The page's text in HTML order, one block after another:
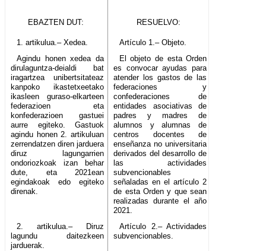
EBAZTEN DUT: RESUELVO:
1. artikulua.– Xedea.
Artículo 1.– Objeto.
Agindu honen xedea da
dirulaguntza-deialdi bat
iragartzea unibertsitateaz
kanpoko ikastetxeetako
ikasleen guraso-elkarteen
federazioen eta
konfederazioen gastuei
aurre egiteko. Gastuok
agindu honen 2. artikuluan
zerrendatzen diren jarduera
diruz lagungarrien
ondoriozkoak izan behar
dute, eta 2021ean
egindakoak edo egiteko
direnak.
El objeto de esta Orden
es convocar ayudas para
atender los gastos de las
federaciones y
confederaciones de
entidades asociativas de
padres y madres de
alumnos y alumnas de
centros docentes de
enseñanza no universitaria
derivados del desarrollo de
las actividades
subvencionables
señaladas en el artículo 2
de esta Orden y que sean
realizadas durante el año
2021.
2. artikulua.– Diruz
lagundu daitezkeen
jarduerak.
Artículo 2.– Actividades
subvencionables.